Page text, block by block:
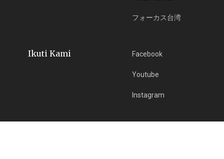
フォーカス台湾
Ikuti Kami Facebook
Youtube
Instagram